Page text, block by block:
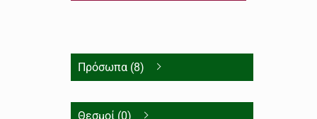
Πρόσωπα (8)
Θεσμοί (0)